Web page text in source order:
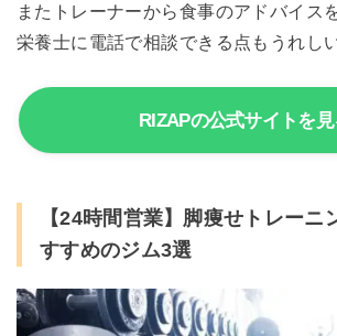
またトレーナーから食事のアドバイス
栄養士に電話で相談できる点もうれし
RIZAPの公式サイトを
【24時間営業】脚痩せトレーニ
すすめのジム3選